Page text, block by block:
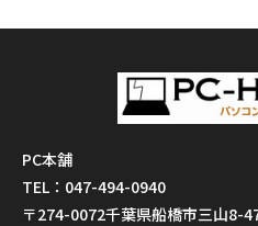
PC本舗
TEL：047-494-0940
〒274-0072千葉県船橋市三山8-